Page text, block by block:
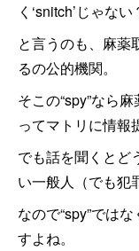
く‘snitch’じゃな
と言うのも、麻薬
るの公的機関。
そこの“spy”なら
ってマトリに情報
でも話を聞くとど
い一般人（でも犯
なので“spy”では
すよね。